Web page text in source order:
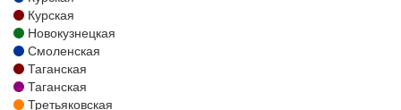
Курская
Новокузнецкая
Смоленская
Таганская
Таганская
Третьяковская